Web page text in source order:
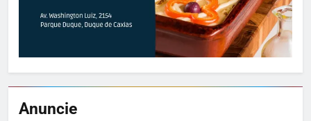
Anuncie